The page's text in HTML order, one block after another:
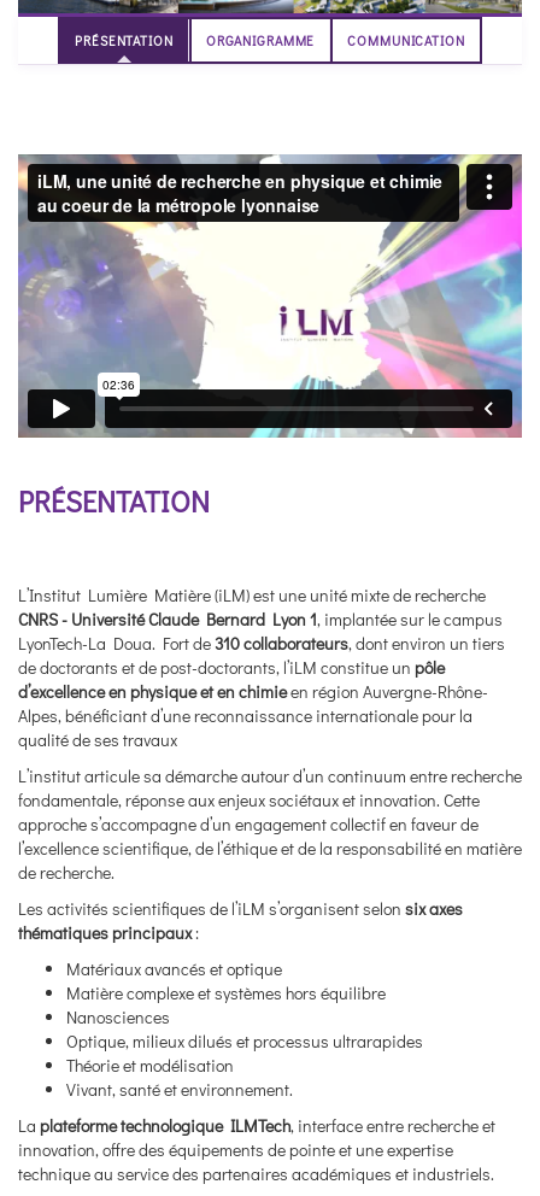
PRÉSENTATION ORGANIGRAMME COMMUNICATION
PRÉSENTATION
L’Institut Lumière Matière (iLM) est une unité mixte de recherche
CNRS - Université Claude Bernard Lyon 1, implantée sur le campus
LyonTech-La Doua. Fort de310 collaborateurs, dont environ un tiers
de doctorants et de post-doctorants, l’iLM constitue un pôle
d’excellence en physique et en chimieen région Auvergne-Rhône-
Alpes, bénéficiant d’une reconnaissance internationale pour la
qualité de ses travaux
L’institut articule sa démarche autour d’un continuum entre recherche
fondamentale, réponse aux enjeux sociétaux et innovation. Cette
approche s’accompagne d’un engagement collectif en faveur de
l’excellence scientifique, de l’éthique et de la responsabilité en matière
de recherche.
Les activités scientifiques de l’iLM s’organisent selon six axes
thématiques principaux:
Matériaux avancés et optique
Matière complexe et systèmes hors équilibre
Nanosciences
Optique, milieux dilués et processus ultrarapides
Théorie et modélisation
Vivant, santé et environnement.
La plateforme technologique ILMTech, interface entre recherche et
innovation, offre des équipements de pointe et une expertise
technique au service des partenaires académiques et industriels.